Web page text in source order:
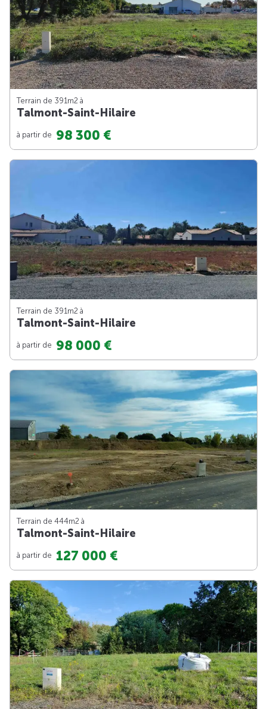
Terrain de 391m2 à
Talmont-Saint-Hilaire
à partir de 98 300 €
Terrain de 391m2 à
Talmont-Saint-Hilaire
à partir de 98 000 €
Terrain de 444m2 à
Talmont-Saint-Hilaire
à partir de 127 000 €